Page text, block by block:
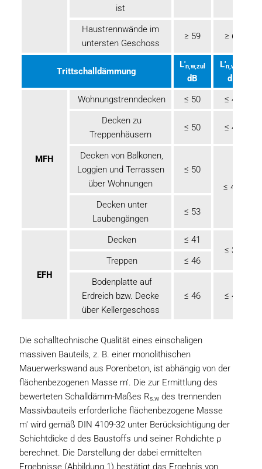
ist
Haustrennwände im
untersten Geschoss
≥ 59 ≥ 62
Trittschalldämmung
L'n,w,zul
dB
L'n,w,zul
dB
MFH
Wohnungstrenndecken ≤ 50
≤ 46
Decken zu
Treppenhäusern
≤ 50 ≤ 46
Decken von Balkonen,
Loggien und Terrassen
über Wohnungen
≤ 50
≤ 49
Decken unter
Laubengängen
≤ 53
EFH
Decken
≤ 41
≤ 38
Treppen
≤ 46
Bodenplatte auf
Erdreich bzw. Decke
über Kellergeschoss
≤ 46 ≤ 41
Die schalltechnische Qualität eines einschaligen
massiven Bauteils, z. B. einer monolithischen
Mauerwerkswand aus Porenbeton, ist abhängig von der
flächenbezogenen Masse m‘. Die zur Ermittlung des
bewerteten Schalldämm-Maßes Rs,w des trennenden
Massivbauteils erforderliche flächenbezogene Masse
m' wird gemäß DIN 4109-32 unter Berücksichtigung der
Schichtdicke d des Baustoffs und seiner Rohdichte ρ
berechnet. Die Darstellung der dabei ermittelten
Ergebnisse (Abbildung 1) bestätigt das Ergebnis von